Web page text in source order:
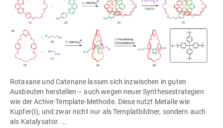
Rotaxane und Catenane lassen sich inzwischen in guten
Ausbeuten herstellen – auch wegen neuer Synthesestrategien
wie der Active-Template-Methode. Diese nutzt Metalle wie
Kupfer(I), und zwar nicht nur als Templatbildner, sondern auch
als Katalysator. ...